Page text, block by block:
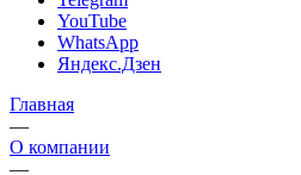
YouTube
WhatsApp
Яндекс.Дзен
Главная
—
О компании
—